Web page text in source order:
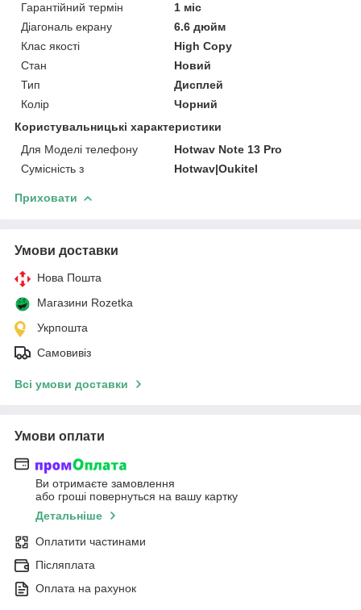
Гарантійний термін
1 міс
Діагональ екрану
6.6 дюйм
Клас якості
High Copy
Стан
Новий
Тип
Дисплей
Колір
Чорний
Користувальницькі характеристики
Для Моделі телефону
Hotwav Note 13 Pro
Сумісність з
Hotwav|Oukitel
Приховати
Умови доставки
Нова Пошта
Магазини Rozetka
Укрпошта
Самовивіз
Всі умови доставки
Умови оплати
Ви отримаєте замовлення
або гроші повернуться на вашу картку
Детальніше
Оплатити частинами
Післяплата
Оплата на рахунок